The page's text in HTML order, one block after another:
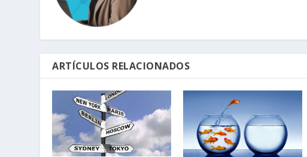
ARTÍCULOS RELACIONADOS